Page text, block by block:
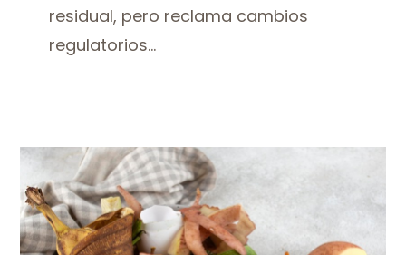
residual, pero reclama cambios
regulatorios...